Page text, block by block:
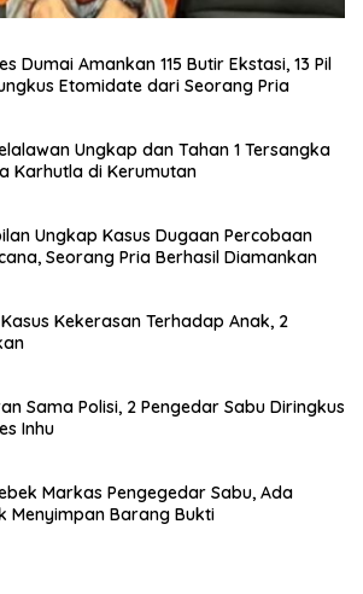
Dumai Amankan 115 Butir Ekstasi, 13 Pil
Etomidate dari Seorang Pria
Ungkap dan Tahan 1 Tersangka
Karhutla di Kerumutan
Ungkap Kasus Dugaan Percobaan
Seorang Pria Berhasil Diamankan
Kekerasan Terhadap Anak, 2
Sama Polisi, 2 Pengedar Sabu Diringkus
Inhu
Markas Pengegedar Sabu, Ada
Menyimpan Barang Bukti